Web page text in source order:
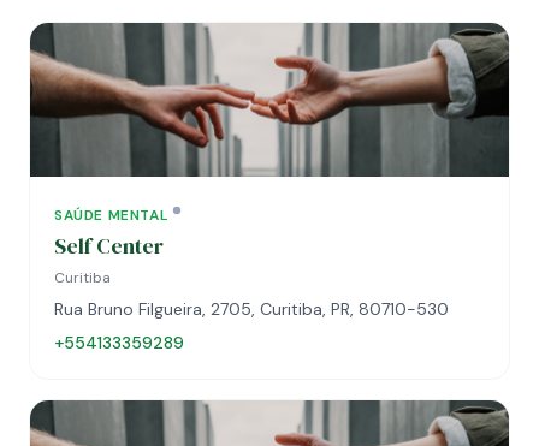
SAÚDE MENTAL
Self Center
Curitiba
Rua Bruno Filgueira, 2705, Curitiba, PR, 80710-530
+554133359289